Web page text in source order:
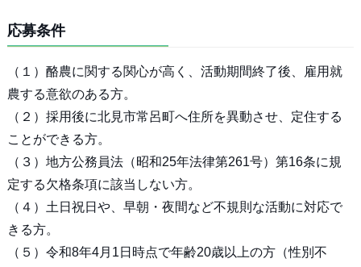
応募条件
（１）酪農に関する関心が高く、活動期間終了後、雇用就
農する意欲のある方。
（２）採用後に北見市常呂町へ住所を異動させ、定住する
ことができる方。
（３）地方公務員法（昭和25年法律第261号）第16条に規
定する欠格条項に該当しない方。
（４）土日祝日や、早朝・夜間など不規則な活動に対応で
きる方。
（５）令和8年4月1日時点で年齢20歳以上の方（性別不